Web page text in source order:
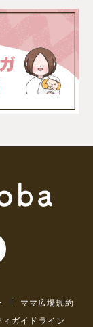
ママ広場規約
ィガイドライン